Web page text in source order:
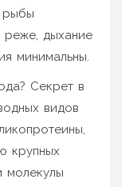
рыбы
реже, дыхание
минимальны.
Секрет в
видов
крупных
молекулы